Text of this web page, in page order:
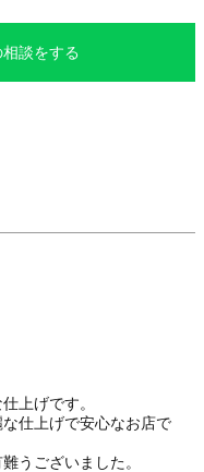
談をする
上げです。
仕上げで安心なお店で
うございました。